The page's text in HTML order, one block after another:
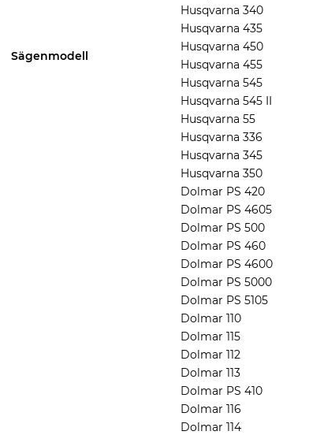
Sägenmodell
Husqvarna 340
Husqvarna 435
Husqvarna 450
Husqvarna 455
Husqvarna 545
Husqvarna 545 II
Husqvarna 55
Husqvarna 336
Husqvarna 345
Husqvarna 350
Dolmar PS 420
Dolmar PS 4605
Dolmar PS 500
Dolmar PS 460
Dolmar PS 4600
Dolmar PS 5000
Dolmar PS 5105
Dolmar 110
Dolmar 115
Dolmar 112
Dolmar 113
Dolmar PS 410
Dolmar 116
Dolmar 114